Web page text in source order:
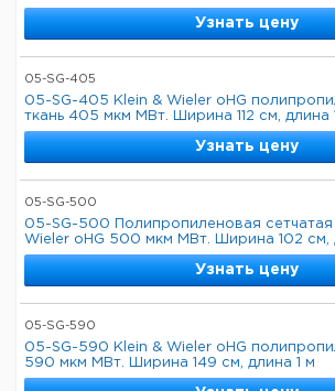
Узнать цену
05-SG-405
05-SG-405 Klein & Wieler oHG
ткань 405 мкм МВт. Ширина 112 см, длина
Узнать цену
05-SG-500
05-SG-500 Полипропиленовая сетчатая
Wieler oHG 500 мкм МВт. Ширина 102 см,
Узнать цену
05-SG-590
05-SG-590 Klein & Wieler oHG
590 мкм МВт. Ширина 149 см, длина 1 м